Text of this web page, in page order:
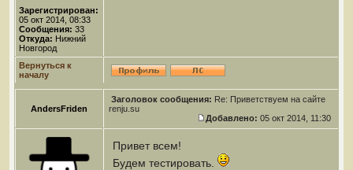
Зарегистрирован:
05 окт 2014, 08:33
Сообщения: 33
Откуда: Нижний
Новгород
Вернуться к
началу
AndersFriden
Заголовок сообщения: Re: Приветствуем на сайте
renju.su
Добавлено: 05 окт 2014, 11:30
Привет всем!
Будем тестировать.